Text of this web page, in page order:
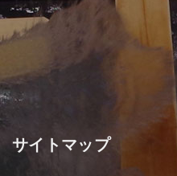
サイトマップ